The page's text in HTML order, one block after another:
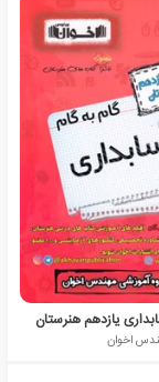
یازدهم هنرستان
اخوان